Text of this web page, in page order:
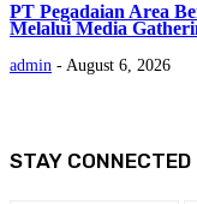
PT Pegadaian Area
Melalui Media
admin - August 6, 2026
STAY CONNECTED